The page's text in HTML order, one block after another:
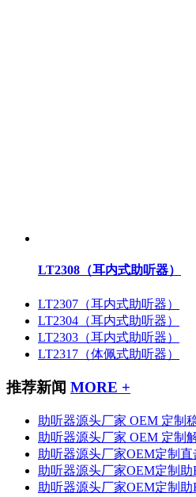
LT2308（耳内式助听器）
LT2307（耳内式助听器）
LT2304（耳内式助听器）
LT2303（耳内式助听器）
LT2317（体佩式助听器）
推荐新闻 MORE +
助听器源头厂家 OEM 定制
助听器源头厂家 OEM 定制
助听器源头厂家OEM定制
助听器源头厂家OEM定制助
助听器源头厂家OEM定制